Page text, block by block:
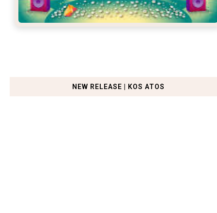
NEW RELEASE | KOS ATOS